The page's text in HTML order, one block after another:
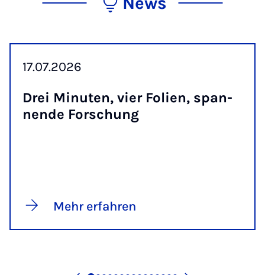
17.07.2026
Drei Mi­nu­ten, vier Fo­li­en, span­
nen­de For­schung
Mehr erfahren